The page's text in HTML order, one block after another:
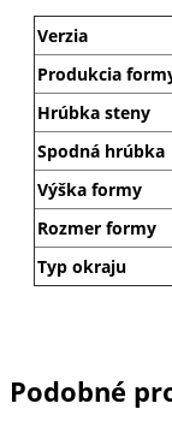
Verzia
Produkcia
Hrúbka steny
Spodná hrúbka
Výška formy
Rozmer formy
Typ okraju
Podobné